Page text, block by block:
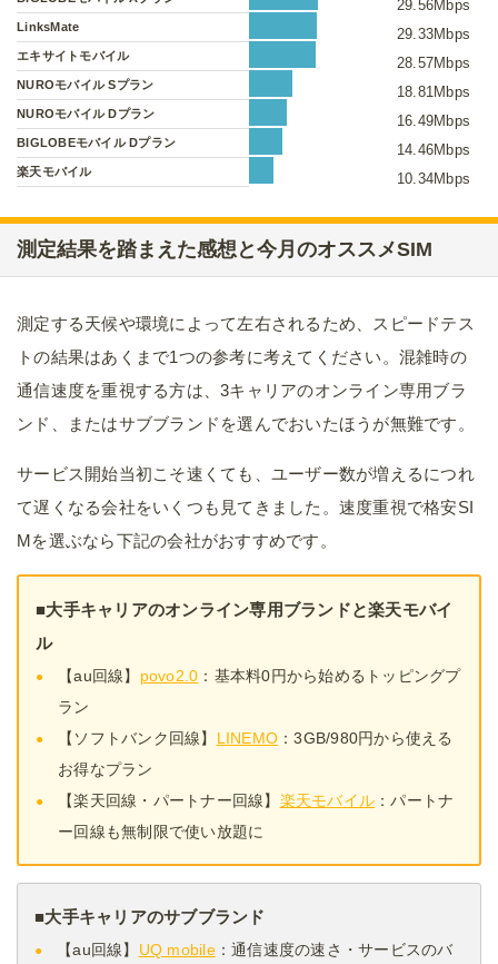
29.56Mbps
LinksMate 29.33Mbps
エキサイトモバイル 28.57Mbps
NUROモバイル Sプラン 18.81Mbps
NUROモバイル Dプラン 16.49Mbps
BIGLOBEモバイル Dプラン 14.46Mbps
楽天モバイル 10.34Mbps
測定結果を踏まえた感想と今月のオススメSIM
測定する天候や環境によって左右されるため、スピードテス
トの結果はあくまで1つの参考に考えてください。混雑時の
通信速度を重視する方は、3キャリアのオンライン専用ブラ
ンド、またはサブブランドを選んでおいたほうが無難です。
サービス開始当初こそ速くても、ユーザー数が増えるにつれ
て遅くなる会社をいくつも見てきました。速度重視で格安SI
Mを選ぶなら下記の会社がおすすめです。
■大手キャリアのオンライン専用ブランドと楽天モバイ
ル
【au回線】 povo2.0 ：基本料0円から始めるトッピングプ
ラン
【ソフトバンク回線】 LINEMO ：3GB/980円から使える
お得なプラン
【楽天回線・パートナー回線】 楽天モバイル ：パートナ
ー回線も無制限で使い放題に
■大手キャリアのサブブランド
【au回線】 UQ mobile：通信速度の速さ・サービスのバ